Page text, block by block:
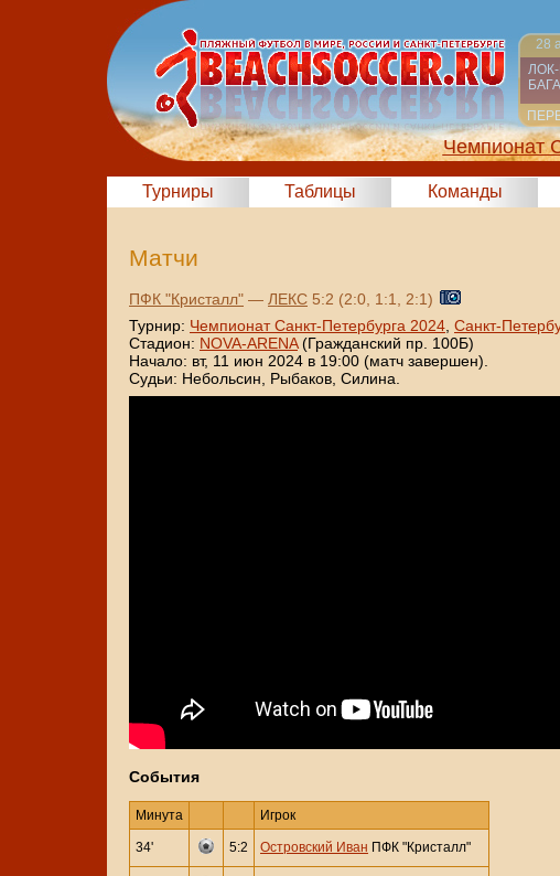
28
Чемпионат
Турниры Таблицы Команды
Матчи
ПФК "Кристалл" — ЛЕКС 5:2 (2:0, 1:1, 2:1)
Турнир: Чемпионат Санкт-Петербурга 2024 Санкт-
Стадион: NOVA-ARENA(Гражданский пр. 100Б)
Начало: вт, 11 июн 2024 в 19:00 (матч завершен).
Судьи: Небольсин, Рыбаков, Силина.
События
Минута Игрок
34' 5:2 Островский Иван ПФК "Кристалл"